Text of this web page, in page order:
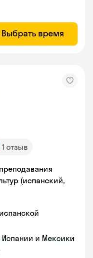
Выбрать время
1 отзыв
(испанский,
Испании и Мексики